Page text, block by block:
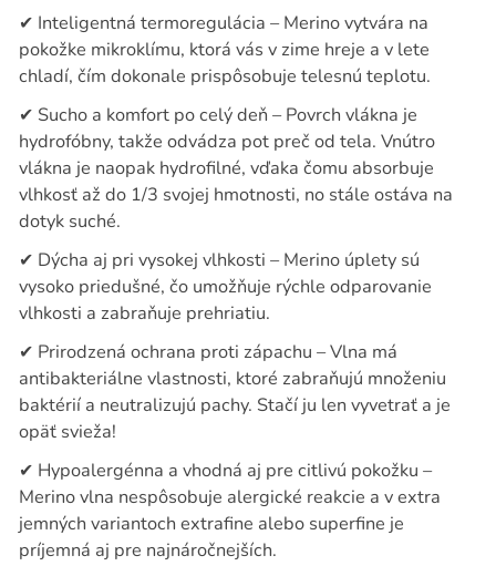
✔ Inteligentná termoregulácia – Merino vytvára na
pokožke mikroklímu, ktorá vás v zime hreje a v lete
chladí, čím dokonale prispôsobuje telesnú teplotu.
✔ Sucho a komfort po celý deň – Povrch vlákna je
hydrofóbny, takže odvádza pot preč od tela. Vnútro
vlákna je naopak hydrofilné, vďaka čomu absorbuje
vlhkosť až do 1/3 svojej hmotnosti, no stále ostáva na
dotyk suché.
✔ Dýcha aj pri vysokej vlhkosti – Merino úplety sú
vysoko priedušné, čo umožňuje rýchle odparovanie
vlhkosti a zabraňuje prehriatiu.
✔ Prirodzená ochrana proti zápachu – Vlna má
antibakteriálne vlastnosti, ktoré zabraňujú množeniu
baktérií a neutralizujú pachy. Stačí ju len vyvetrať a je
opäť svieža!
✔ Hypoalergénna a vhodná aj pre citlivú pokožku –
Merino vlna nespôsobuje alergické reakcie a v extra
jemných variantoch extrafine alebo superfine je
príjemná aj pre najnáročnejších.